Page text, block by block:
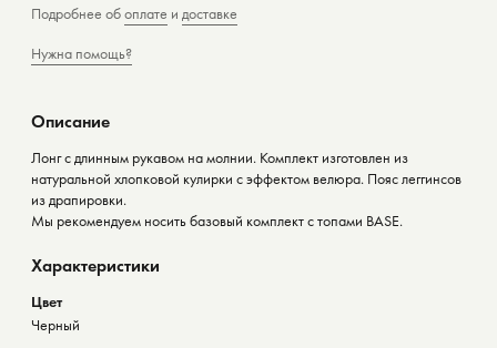
Подробнее обоплате и доставке
Нужна помощь?
Описание
Лонг с длинным рукавом на молнии. Комплект изготовлен из
натуральной хлопковой кулирки с эффектом велюра. Пояс леггинсов
из драпировки.
Мы рекомендуем носить базовый комплект с топами BASE.
Характеристики
Цвет
Черный